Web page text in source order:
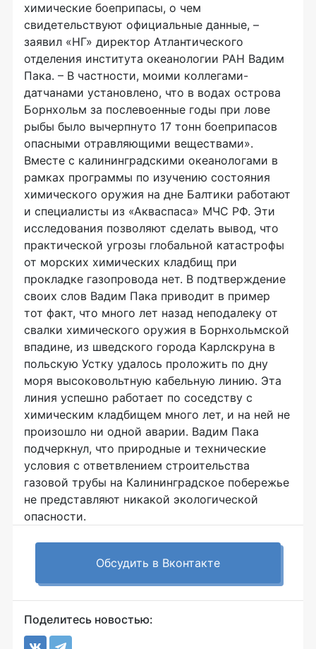
химические боеприпасы, о чем
свидетельствуют официальные данные, –
заявил «НГ» директор Атлантического
отделения института океанологии РАН Вадим
Пака. – В частности, моими коллегами-
датчанами установлено, что в водах острова
Борнхольм за послевоенные годы при лове
рыбы было вычерпнуто 17 тонн боеприпасов
опасными отравляющими веществами».
Вместе с калининградскими океанологами в
рамках программы по изучению состояния
химического оружия на дне Балтики работают
и специалисты из «Акваспаса» МЧС РФ. Эти
исследования позволяют сделать вывод, что
практической угрозы глобальной катастрофы
от морских химических кладбищ при
прокладке газопровода нет. В подтверждение
своих слов Вадим Пака приводит в пример
тот факт, что много лет назад неподалеку от
свалки химического оружия в Борнхольмской
впадине, из шведского города Карлскруна в
польскую Устку удалось проложить по дну
моря высоковольтную кабельную линию. Эта
линия успешно работает по соседству с
химическим кладбищем много лет, и на ней не
произошло ни одной аварии. Вадим Пака
подчеркнул, что природные и технические
условия с ответвлением строительства
газовой трубы на Калининградское побережье
не представляют никакой экологической
опасности.
Обсудить в Вконтакте
Поделитесь новостью: